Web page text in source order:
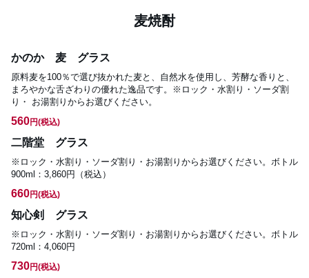
麦焼酎
かのか 麦 グラス
原料麦を100％で選び抜かれた麦と、自然水を使用し、芳酵な香りと、
まろやかな舌ざわりの優れた逸品です。※ロック・水割り・ソーダ割
り・ お湯割りからお選びください。
560円(税込)
二階堂 グラス
※ロック・水割り・ソーダ割り・お湯割りからお選びください。ボトル
900ml：3,860円（税込）
660円(税込)
知心剣 グラス
※ロック・水割り・ソーダ割り・お湯割りからお選びください。ボトル
720ml：4,060円
730円(税込)